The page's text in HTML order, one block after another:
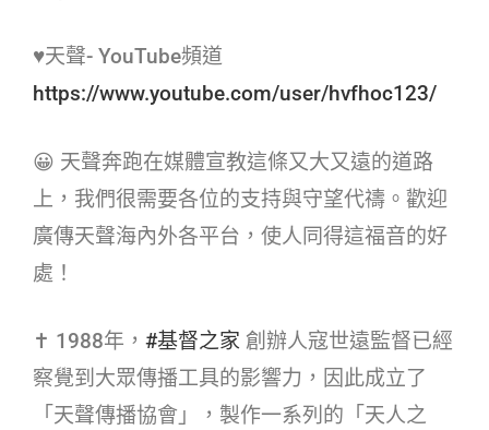
♥天聲- YouTube頻道
https://www.youtube.com/user/hvfhoc123/
😀 天聲奔跑在媒體宣教這條又大又遠的道路
上，我們很需要各位的支持與守望代禱。歡迎
廣傳天聲海內外各平台，使人同得這福音的好
處！
✝ 1988年， #基督之家​ 創辦人寇世遠監督已經
察覺到大眾傳播工具的影響力，因此成立了
「天聲傳播協會」，製作一系列的「天人之